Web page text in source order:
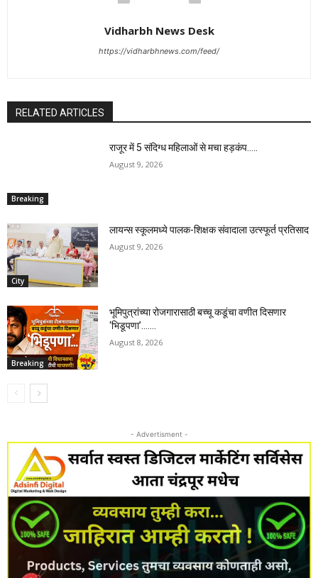
Vidharbh News Desk
https://vidharbhnews.com/feed/
RELATED ARTICLES
Breaking
राजूर में 5 संदिग्ध महिलाओं से मचा हड़कंप…..
August 9, 2026
City
लायन्स स्कूलमध्ये पालक-शिक्षक संवादाला उत्स्फूर्त प्रतिसाद
August 9, 2026
Breaking
भूमिपुत्रांच्या रोजगारासाठी बच्चू कडूंचा वणीत दिसणार
‘भिडूपणा’…….
August 8, 2026
- Advertisment -